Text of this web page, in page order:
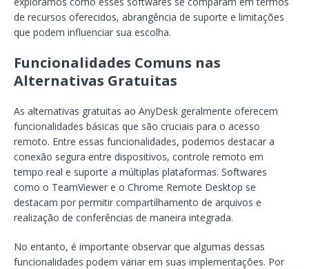
de recursos oferecidos, abrangência de suporte e limitações
que podem influenciar sua escolha.
Funcionalidades Comuns nas
Alternativas Gratuitas
As alternativas gratuitas ao AnyDesk geralmente oferecem
funcionalidades básicas que são cruciais para o acesso
remoto. Entre essas funcionalidades, podemos destacar a
conexão segura entre dispositivos, controle remoto em
tempo real e suporte a múltiplas plataformas. Softwares
como o TeamViewer e o Chrome Remote Desktop se
destacam por permitir compartilhamento de arquivos e
realização de conferências de maneira integrada.
No entanto, é importante observar que algumas dessas
funcionalidades podem variar em suas implementações. Por